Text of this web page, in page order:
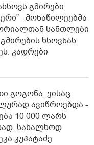
გმირები,
- მონაწილეებმა
სანთლები
ხსოვნას
კადრები
გოგონა, ვისაც
ავიწროებდა -
10 000 ლარს
სახალხოდ
კუპატაძე